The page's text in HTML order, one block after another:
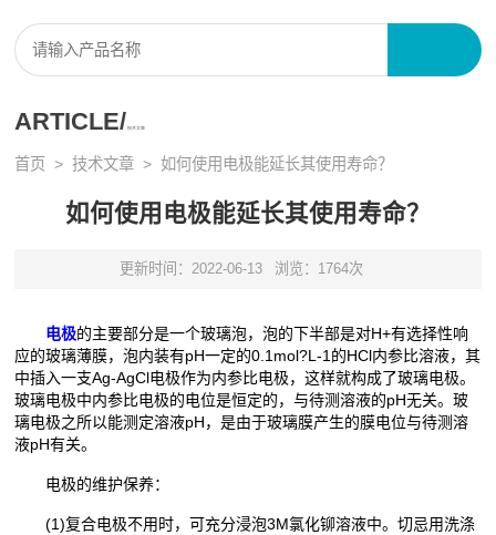
ARTICLE/ 技术文章
首页 >技术文章 > 如何使用电极能延长其使用寿命？
如何使用电极能延长其使用寿命？
更新时间：2022-06-13 浏览：1764次
电极的主要部分是一个玻璃泡，泡的下半部是对H+有选择性响
应的玻璃薄膜，泡内装有pH一定的0.1mol?L-1的HCl内参比溶液，其
中插入一支Ag-AgCl电极作为内参比电极，这样就构成了玻璃电极。
玻璃电极中内参比电极的电位是恒定的，与待测溶液的pH无关。玻
璃电极之所以能测定溶液pH，是由于玻璃膜产生的膜电位与待测溶
液pH有关。
电极的维护保养：
(1)复合电极不用时，可充分浸泡3M氯化铆溶液中。切忌用洗涤